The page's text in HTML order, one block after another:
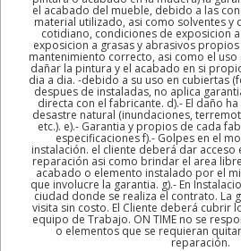
el acabado del mueble, debido a las
material utilizado, asi como solventes
cotidiano, condiciones de exposicion
exposicion a grasas y abrasivos
mantenimiento correcto, asi como el
dañar la pintura y el acabado en si
dia a dia. -debido a su uso en cubiertas
despues de instaladas, no aplica
directa con el fabricante. d).- El daño
desastre natural (inundaciones,
etc.). e).- Garantia y propios de cada
especificaciones f).- Golpes en el
instalación. el cliente deberá dar
reparación asi como brindar el area
acabado o elemento instalado por el
que involucre la garantia. g).- En
ciudad donde se realiza el contrato. La
visita sin costo. El Cliente deberá cubrir
equipo de Trabajo. ON TIME no se
o elementos que se requieran
reparación.